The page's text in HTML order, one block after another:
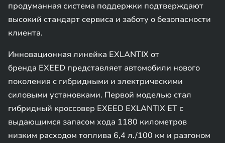
продуманная система поддержки подтверждают
высокий стандарт сервиса и заботу о безопасности
клиента.
Инновационная линейка EXLANTIX от
бренда EXEED представляет автомобили нового
поколения с гибридными и электрическими
силовыми установками. Первой моделью стал
гибридный кроссовер EXEED EXLANTIX ET с
выдающимся запасом хода 1180 километров
низким расходом топлива 6,4 л./100 км и разгоном